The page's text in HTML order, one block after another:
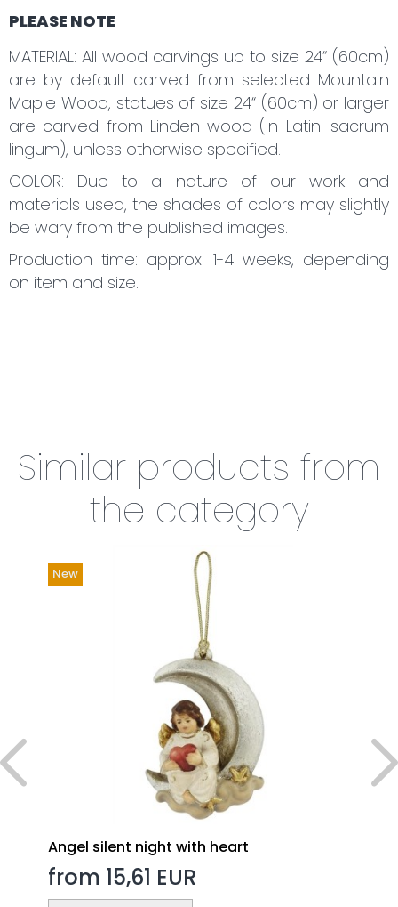
PLEASE NOTE
MATERIAL: All wood carvings up to size 24“ (60cm)
are by default carved from selected Mountain
Maple Wood, statues of size 24“ (60cm) or larger
are carved from Linden wood (in Latin: sacrum
lingum), unless otherwise specified.
COLOR: Due to a nature of our work and
materials used, the shades of colors may slightly
be wary from the published images.
Production time: approx. 1-4 weeks, depending
on item and size.
Similar products from
the category
New
Angel silent night with heart
from 15,61 EUR